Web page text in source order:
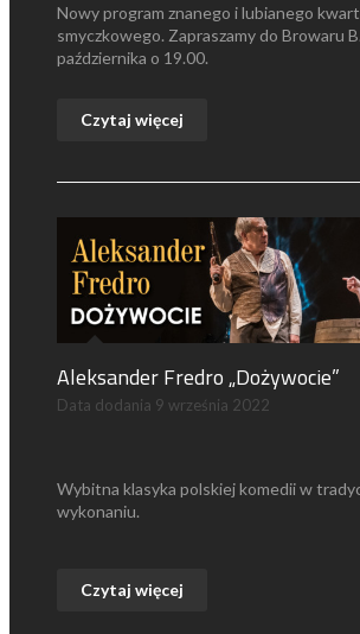
Nowy program znanego i lubianego
smyczkowego. Zapraszamy do Browaru
października o 19.00.
Czytaj więcej
Aleksander Fredro „Dożywocie”
Data dodania 9 września 2022
Wybitna klasyka polskiej komedii w
wykonaniu.
Czytaj więcej